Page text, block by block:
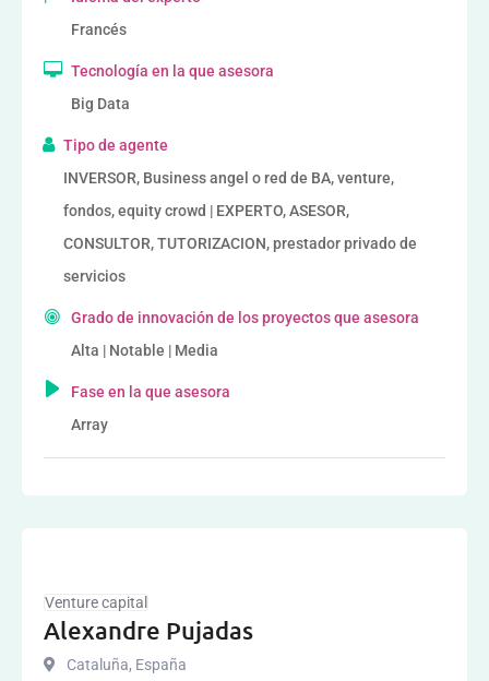
Francés
Tecnología en la que asesora
Big Data
Tipo de agente
INVERSOR, Business angel o red de BA, venture,
fondos, equity crowd | EXPERTO, ASESOR,
CONSULTOR, TUTORIZACION, prestador privado de
servicios
Grado de innovación de los proyectos que asesora
Alta | Notable | Media
Fase en la que asesora
Array
Venture capital
Alexandre Pujadas
Cataluña, España